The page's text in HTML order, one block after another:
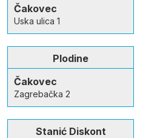
Čakovec
Uska ulica 1
Plodine
Čakovec
Zagrebačka 2
Stanić Diskont